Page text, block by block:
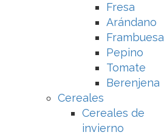
Fresa
Arándano
Frambuesa
Pepino
Tomate
Berenjena
Cereales
Cereales de
invierno